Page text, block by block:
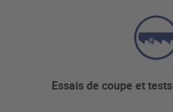
Essais de coupe et